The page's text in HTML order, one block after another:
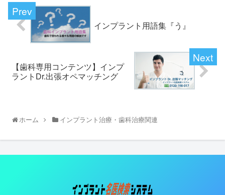
インプラント用語集『う』
【歯科専用コンテンツ】インプ
ラントDr.出張オペマッチング
ホーム インプラント治療・歯科治療関連